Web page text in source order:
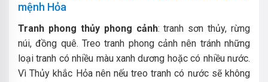
mệnh Hỏa
Tranh phong thủy phong cảnh: tranh sơn thủy, rừng
núi, đồng quê. Treo tranh phong cảnh nên tránh những
loại tranh có nhiều màu xanh dương hoặc có nhiều nước.
Vì Thủy khắc Hỏa nên nếu treo tranh có nước sẽ không